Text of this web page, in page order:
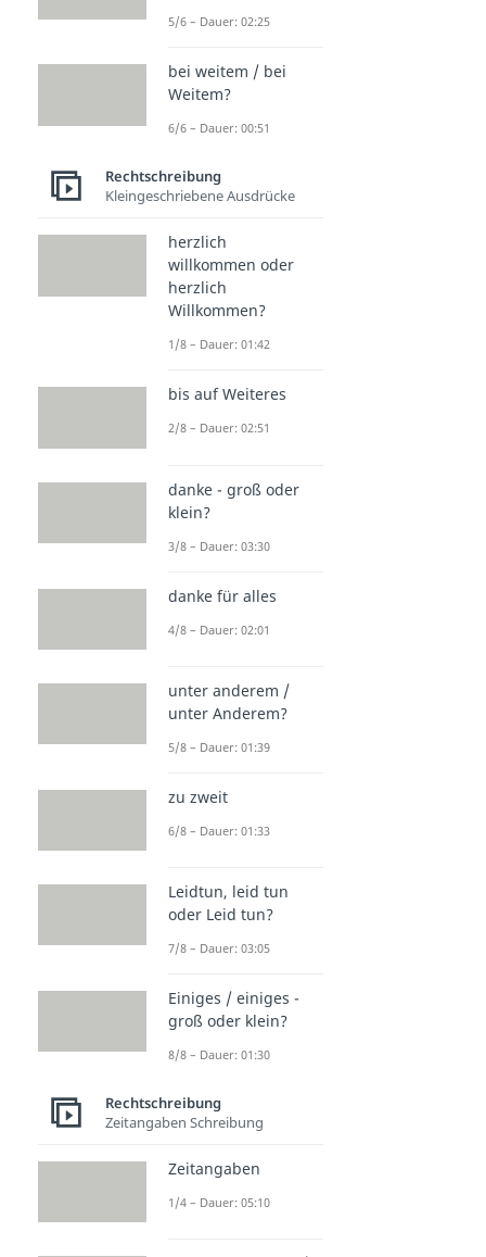
5/6 – Dauer: 02:25
bei weitem / bei
Weitem?
6/6 – Dauer: 00:51
Rechtschreibung
Kleingeschriebene Ausdrücke
herzlich
willkommen oder
herzlich
Willkommen?
1/8 – Dauer: 01:42
bis auf Weiteres
2/8 – Dauer: 02:51
danke - groß oder
klein?
3/8 – Dauer: 03:30
danke für alles
4/8 – Dauer: 02:01
unter anderem /
unter Anderem?
5/8 – Dauer: 01:39
zu zweit
6/8 – Dauer: 01:33
Leidtun, leid tun
oder Leid tun?
7/8 – Dauer: 03:05
Einiges / einiges -
groß oder klein?
8/8 – Dauer: 01:30
Rechtschreibung
Zeitangaben Schreibung
Zeitangaben
1/4 – Dauer: 05:10